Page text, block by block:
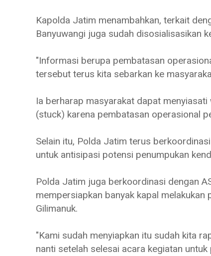
Kapolda Jatim menambahkan, terkait
Banyuwangi juga sudah disosialisasikan
"Informasi berupa pembatasan
tersebut terus kita sebarkan ke
Ia berharap masyarakat dapat
(stuck) karena pembatasan operasional
Selain itu, Polda Jatim terus
untuk antisipasi potensi penumpukan
Polda Jatim juga berkoordinasi dengan
mempersiapkan banyak kapal
Gilimanuk.
"Kami sudah menyiapkan itu sudah kita
nanti setelah selesai acara kegiatan